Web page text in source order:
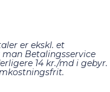
er ekskl. et
Betalingsservice
14 kr./md i gebyr.